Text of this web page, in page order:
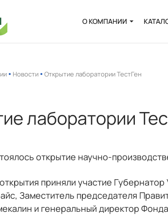
О КОМПАНИИ
Новости
Новости Открытие лаборатории ТестГен
лаборатории
открытие научно-
приняли участие
Заместитель председателя
и генеральный директор